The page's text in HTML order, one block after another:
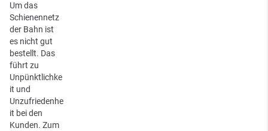
Um das
Schienennetz
der Bahn ist
es nicht gut
bestellt. Das
führt zu
Unpünktlichke
it und
Unzufriedenhe
it bei den
Kunden. Zum